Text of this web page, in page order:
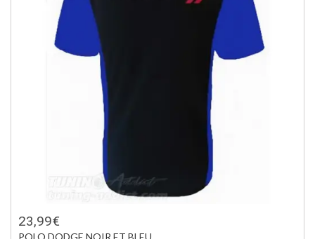
23,99€
POLO DODGE NOIR ET BLEU